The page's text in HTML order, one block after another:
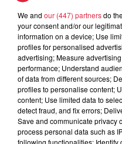
Lieu
CRIG
Organisateur
https://
We and our (447) partnersdo
your consent and/or our
information on a device; Use
profiles for personalised
advertising; Measure
performance; Understand
of data from different sources;
profiles to personalise content;
content; Use limited data to
detect fraud, and fix errors;
Save and communicate privacy
process personal data such as
following functionalities: